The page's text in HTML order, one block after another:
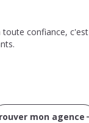
toute confiance, c'est
mon agence